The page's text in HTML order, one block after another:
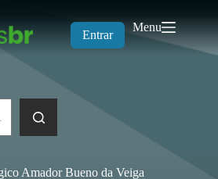
Entrar
Menu
Amador Bueno da Veiga